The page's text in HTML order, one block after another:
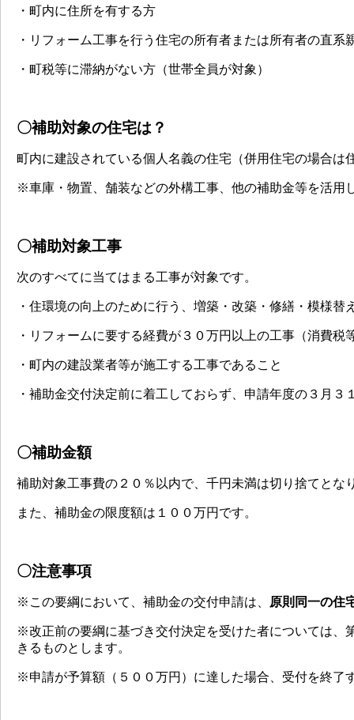
・町内に住所を有する方
・リフォーム工事を行う住宅の所有者または所有者の直系
・町税等に滞納がない方（世帯全員が対象）
〇補助対象の住宅は？
町内に建設されている個人名義の住宅（併用住宅の場合は
※車庫・物置、舗装などの外構工事、他の補助金等を活用
〇補助対象工事
次のすべてに当てはまる工事が対象です。
・住環境の向上のために行う、増築・改築・修繕・模様
・リフォームに要する経費が３０万円以上の工事（消費税
・町内の建設業者等が施工する工事であること
・補助金交付決定前に着工しておらず、申請年度の３月
〇補助金額
補助対象工事費の２０％以内で、千円未満は切り捨てとな
また、補助金の限度額は１００万円です。
〇注意事項
※この要綱において、補助金の交付申請は、 原則同一の住
※改正前の要綱に基づき交付決定を受けた者については、
きるものとします。
※申請が予算額（５００万円）に達した場合、受付を終了